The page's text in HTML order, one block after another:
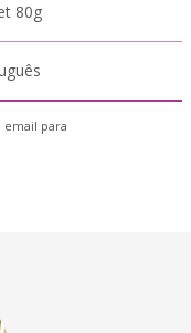
80g
email para